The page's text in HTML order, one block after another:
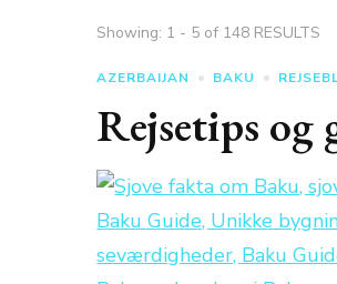
Showing: 1 - 5 of 148 RESULTS
AZERBAIJAN BAKU
Rejsetips